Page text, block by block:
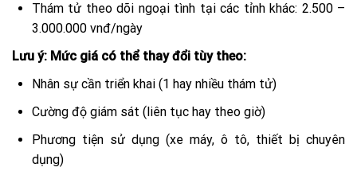
Thám tử theo dõi ngoại tình tại các tỉnh khác: 2.500 –
3.000.000 vnđ/ngày
Lưu ý: Mức giá có thể thay đổi tùy theo:
Nhân sự cần triển khai (1 hay nhiều thám tử)
Cường độ giám sát (liên tục hay theo giờ)
Phương tiện sử dụng (xe máy, ô tô, thiết bị chuyên
dụng)